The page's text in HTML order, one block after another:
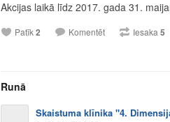
Akcijas laikā līdz 2017. gada 31.
Patīk2 Komentēt Iesaka 5
Runā
Skaistuma klīnika "4.